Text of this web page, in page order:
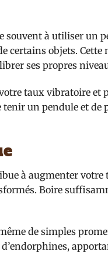
souvent à utiliser un
certains objets. Cette
ses propres
taux vibratoire et
tenir un pendule et de
à augmenter votre
Boire
de simples